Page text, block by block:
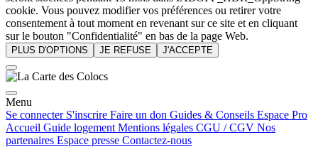
cookie. Vous pouvez modifier vos préférences ou retirer votre
consentement à tout moment en revenant sur ce site et en cliquant
sur le bouton "Confidentialité" en bas de la page Web.
PLUS D'OPTIONS JE REFUSE J'ACCEPTE
Menu
Se connecter S'inscrire Faire un don Guides & Conseils Espace Pro
Accueil Guide logement Mentions légales CGU / CGV Nos
partenaires Espace presse Contactez-nous